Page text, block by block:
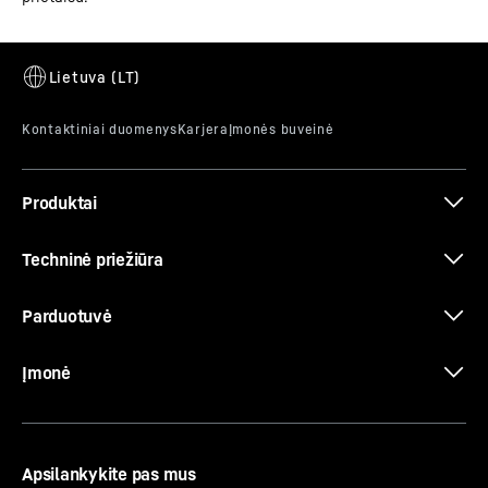
Produktai
Techninė priežiūra
Parduotuvė
Įmonė
Apsilankykite pas mus